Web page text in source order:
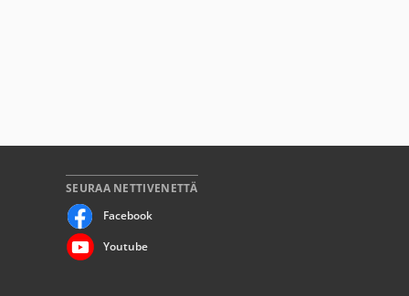
SEURAA NETTIVENETTÄ
Facebook
Youtube